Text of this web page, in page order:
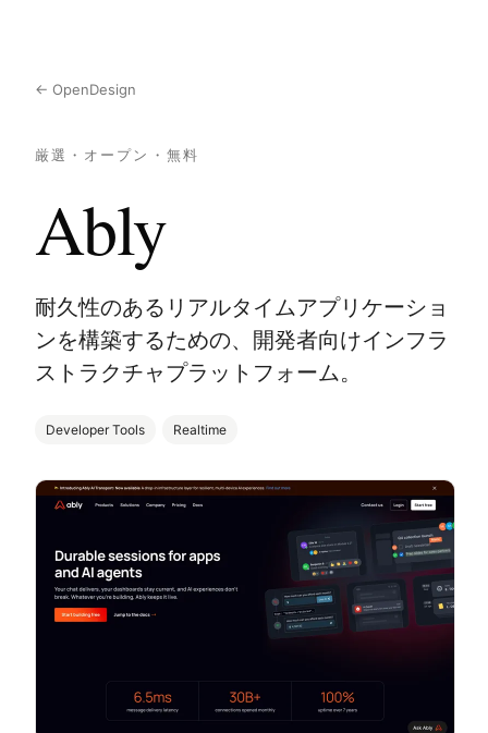
← OpenDesign
厳選・オープン・無料
Ably
耐久性のあるリアルタイムアプリケーショ
ンを構築するための、開発者向けインフラ
ストラクチャプラットフォーム。
Developer Tools Realtime